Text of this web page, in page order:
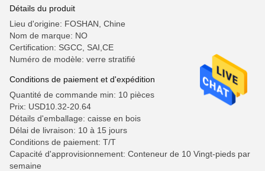
Détails du produit
Lieu d'origine: FOSHAN, Chine
Nom de marque: NO
Certification: SGCC, SAI,CE
Numéro de modèle: verre stratifié
Conditions de paiement et d'expédition
Quantité de commande min: 10 pièces
Prix: USD10.32-20.64
Détails d'emballage: caisse en bois
Délai de livraison: 10 à 15 jours
Conditions de paiement: T/T
Capacité d'approvisionnement: Conteneur de 10 Vingt-pieds par
semaine